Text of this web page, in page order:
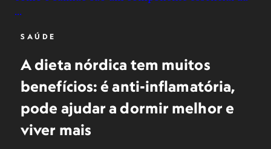
SAÚDE
A dieta nórdica tem muitos
benefícios: é anti-inflamatória,
pode ajudar a dormir melhor e
viver mais